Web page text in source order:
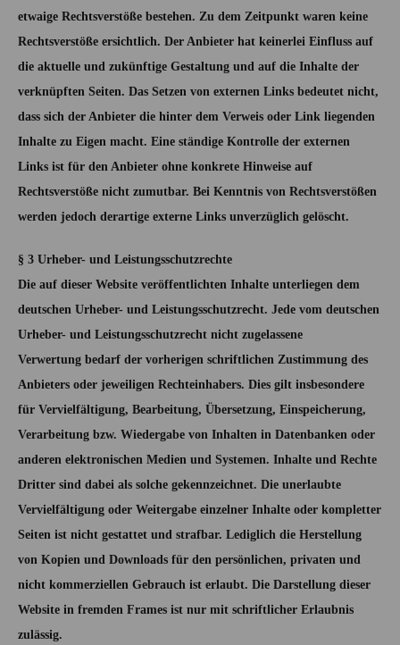
etwaige Rechtsverstöße bestehen. Zu dem Zeitpunkt waren keine
Rechtsverstöße ersichtlich. Der Anbieter hat keinerlei Einfluss auf
die aktuelle und zukünftige Gestaltung und auf die Inhalte der
verknüpften Seiten. Das Setzen von externen Links bedeutet nicht,
dass sich der Anbieter die hinter dem Verweis oder Link liegenden
Inhalte zu Eigen macht. Eine ständige Kontrolle der externen
Links ist für den Anbieter ohne konkrete Hinweise auf
Rechtsverstöße nicht zumutbar. Bei Kenntnis von Rechtsverstößen
werden jedoch derartige externe Links unverzüglich gelöscht.
§ 3 Urheber- und Leistungsschutzrechte
Die auf dieser Website veröffentlichten Inhalte unterliegen dem
deutschen Urheber- und Leistungsschutzrecht. Jede vom deutschen
Urheber- und Leistungsschutzrecht nicht zugelassene
Verwertung bedarf der vorherigen schriftlichen Zustimmung des
Anbieters oder jeweiligen Rechteinhabers. Dies gilt insbesondere
für Vervielfältigung, Bearbeitung, Übersetzung, Einspeicherung,
Verarbeitung bzw. Wiedergabe von Inhalten in Datenbanken oder
anderen elektronischen Medien und Systemen. Inhalte und Rechte
Dritter sind dabei als solche gekennzeichnet. Die unerlaubte
Vervielfältigung oder Weitergabe einzelner Inhalte oder kompletter
Seiten ist nicht gestattet und strafbar. Lediglich die Herstellung
von Kopien und Downloads für den persönlichen, privaten und
nicht kommerziellen Gebrauch ist erlaubt. Die Darstellung dieser
Website in fremden Frames ist nur mit schriftlicher Erlaubnis
zulässig.